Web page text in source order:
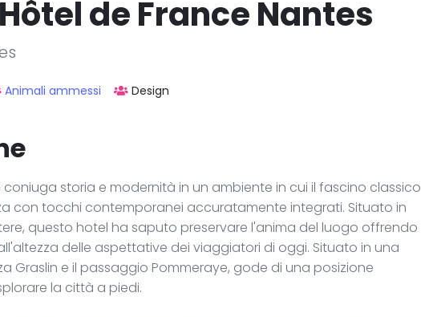
de France Nantes
Animali ammessi Design
coniuga storia e modernità in un ambiente in cui il fascino classico
con tocchi contemporanei accuratamente integrati. Situato in
questo hotel ha saputo preservare l'anima del luogo offrendo
delle aspettative dei viaggiatori di oggi. Situato in una
Graslin e il passaggio Pommeraye, gode di una posizione
la città a piedi.